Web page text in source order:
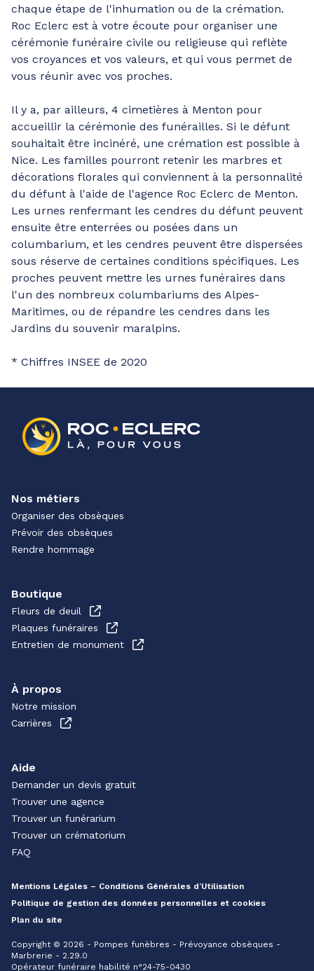
chaque étape de l'inhumation ou de la crémation.
Roc Eclerc est à votre écoute pour organiser une
cérémonie funéraire civile ou religieuse qui reflète
vos croyances et vos valeurs, et qui vous permet de
vous réunir avec vos proches.
Il y a, par ailleurs, 4 cimetières à Menton pour
accueillir la cérémonie des funérailles. Si le défunt
souhaitait être incinéré, une crémation est possible à
Nice. Les familles pourront retenir les marbres et
décorations florales qui conviennent à la personnalité
du défunt à l'aide de l'agence Roc Eclerc de Menton.
Les urnes renfermant les cendres du défunt peuvent
ensuite être enterrées ou posées dans un
columbarium, et les cendres peuvent être dispersées
sous réserve de certaines conditions spécifiques. Les
proches peuvent mettre les urnes funéraires dans
l'un des nombreux columbariums des Alpes-
Maritimes, ou de répandre les cendres dans les
Jardins du souvenir maralpins.
* Chiffres INSEE de 2020
Nos métiers
Organiser des obsèques
Prévoir des obsèques
Rendre hommage
Boutique
Fleurs de deuil
Plaques funéraires
Entretien de monument
À propos
Notre mission
Carrières
Aide
Demander un devis gratuit
Trouver une agence
Trouver un funérarium
Trouver un crématorium
FAQ
Mentions Légales – Conditions Générales d’Utilisation
Politique de gestion des données personnelles et cookies
Plan du site
Copyright © 2026 - Pompes funèbres - Prévoyance obsèques -
Marbrerie - 2.29.0
Opérateur funéraire habilité n°24-75-0430